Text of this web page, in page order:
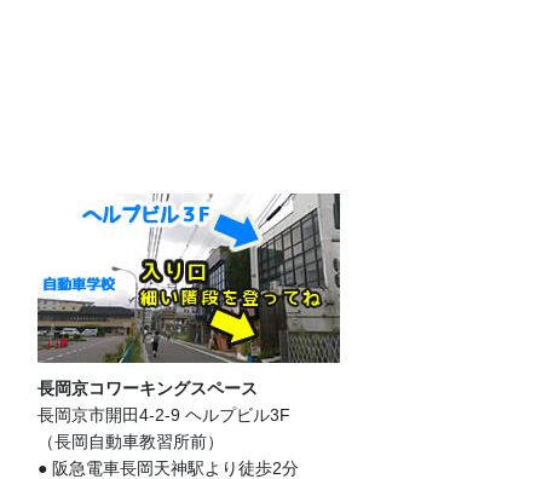
長岡京コワーキングスペース
長岡京市開田4-2-9 ヘルプビル3F
（長岡自動車教習所前）
● 阪急電車長岡天神駅より徒歩2分